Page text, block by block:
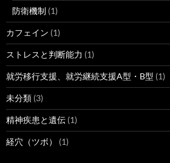
防衛機制 (1)
カフェイン (1)
ストレスと判断能力 (1)
就労移行支援、就労継続支援A型・B型 (1)
未分類 (3)
精神疾患と遺伝 (1)
経穴（ツボ） (1)